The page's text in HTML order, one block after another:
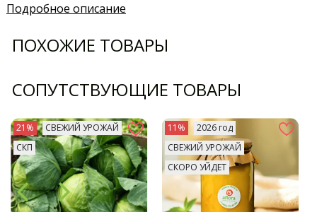
Подробное описание
ПОХОЖИЕ ТОВАРЫ
СОПУТСТВУЮЩИЕ ТОВАРЫ
21%
СВЕЖИЙ УРОЖАЙ
СКП
11%
2026 год
СВЕЖИЙ УРОЖАЙ
СКОРО УЙДЕТ